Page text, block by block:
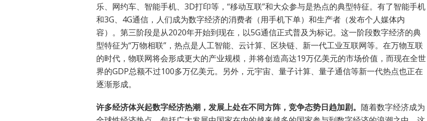
乐、网约车、智能手机、3D打印等，“移动互联”和大众参与是热点的典型特征。有了智能手机
和3G、4G通信，人们成为数字经济的消费者（用手机下单）和生产者（发布个人媒体内
容）。第三阶段是从2020年开始到现在，以5G通信正式普及为标记。这一阶段数字经济的典
型特征为“万物相联”，热点是人工智能、云计算、区块链、新一代工业互联网等。在万物互联
的时代，物联网将会形成更大的产业规模，并将创造高达19万亿美元的市场价值，而现在全世
界的GDP总额不过100多万亿美元。另外，元宇宙、量子计算、量子通信等新一代热点也正在
逐渐形成。
许多经济体兴起数字经济热潮，发展上处在不同方阵，竞争态势日趋加剧。 随着数字经济成为